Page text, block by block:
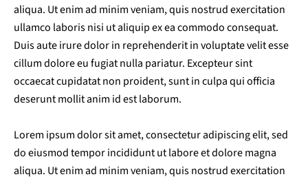
aliqua. Ut enim ad minim veniam, quis nostrud exercitation
ullamco laboris nisi ut aliquip ex ea commodo consequat.
Duis aute irure dolor in reprehenderit in voluptate velit esse
cillum dolore eu fugiat nulla pariatur. Excepteur sint
occaecat cupidatat non proident, sunt in culpa qui officia
deserunt mollit anim id est laborum.
Lorem ipsum dolor sit amet, consectetur adipiscing elit, sed
do eiusmod tempor incididunt ut labore et dolore magna
aliqua. Ut enim ad minim veniam, quis nostrud exercitation